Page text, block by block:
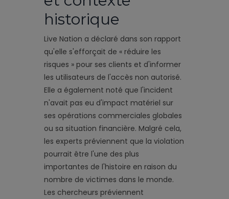
historique
Live Nation a déclaré dans son rapport
qu'elle s'efforçait de « réduire les
risques » pour ses clients et d'informer
les utilisateurs de l'accès non autorisé.
Elle a également noté que l'incident
n'avait pas eu d'impact matériel sur
ses opérations commerciales globales
ou sa situation financière. Malgré cela,
les experts préviennent que la violation
pourrait être l'une des plus
importantes de l'histoire en raison du
nombre de victimes dans le monde.
Les chercheurs préviennent